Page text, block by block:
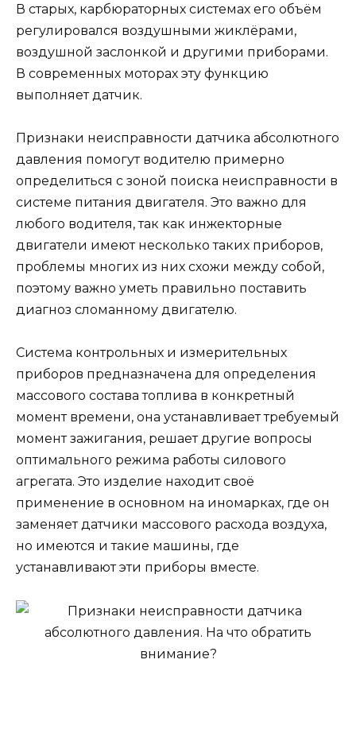
В старых, карбюраторных системах его объём
регулировался воздушными жиклёрами,
воздушной заслонкой и другими приборами.
В современных моторах эту функцию
выполняет датчик.
Признаки неисправности датчика абсолютного
давления помогут водителю примерно
определиться с зоной поиска неисправности в
системе питания двигателя. Это важно для
любого водителя, так как инжекторные
двигатели имеют несколько таких приборов,
проблемы многих из них схожи между собой,
поэтому важно уметь правильно поставить
диагноз сломанному двигателю.
Система контрольных и измерительных
приборов предназначена для определения
массового состава топлива в конкретный
момент времени, она устанавливает требуемый
момент зажигания, решает другие вопросы
оптимального режима работы силового
агрегата. Это изделие находит своё
применение в основном на иномарках, где он
заменяет датчики массового расхода воздуха,
но имеются и такие машины, где
устанавливают эти приборы вместе.